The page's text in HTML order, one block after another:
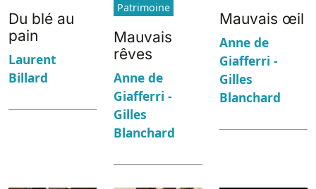
Du blé au
pain
Laurent
Billard
Patrimoine
Mauvais
rêves
Anne de
Giafferri -
Gilles
Blanchard
Mauvais œil
Anne de
Giafferri -
Gilles
Blanchard